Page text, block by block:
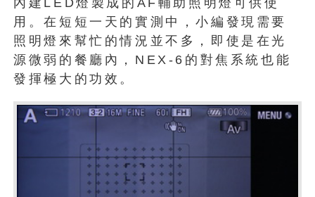
用。在短短一天的實測中，小編發現需要
照明燈來幫忙的情況並不多，即使是在光
源微弱的餐廳內，NEX-6的對焦系統也能
發揮極大的功效。